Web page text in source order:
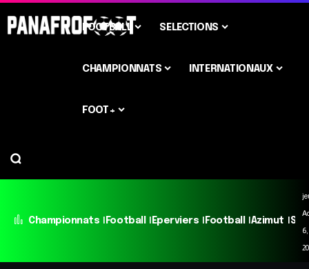
FOOTBALL SELECTIONS
CHAMPIONNATS INTERNATIONAUX
FOOT+
Championnats Football Eperviers Football Azimut
6,